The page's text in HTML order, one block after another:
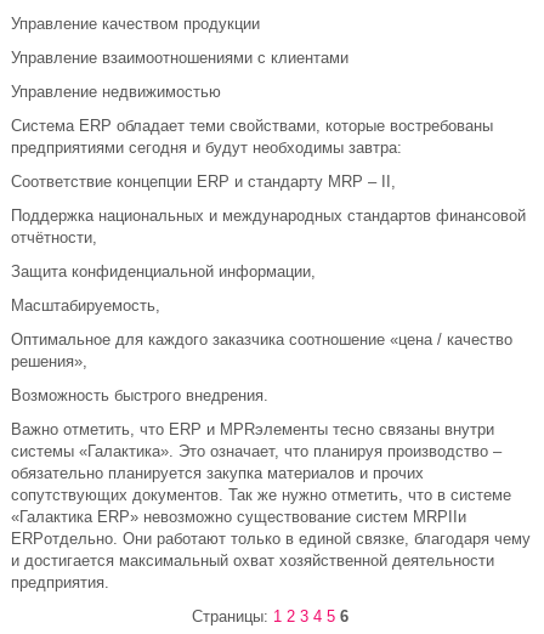
Управление качеством продукции
Управление взаимоотношениями с клиентами
Управление недвижимостью
Система ERP обладает теми свойствами, которые востребованы
предприятиями сегодня и будут необходимы завтра:
Соответствие концепции ERP и стандарту MRP – II,
Поддержка национальных и международных стандартов финансовой
отчётности,
Защита конфиденциальной информации,
Масштабируемость,
Оптимальное для каждого заказчика соотношение «цена / качество
решения»,
Возможность быстрого внедрения.
Важно отметить, что ERP и MPRэлементы тесно связаны внутри
системы «Галактика». Это означает, что планируя производство –
обязательно планируется закупка материалов и прочих
сопутствующих документов. Так же нужно отметить, что в системе
«Галактика ERP» невозможно существование систем MRPIIи
ERPотдельно. Они работают только в единой связке, благодаря чему
и достигается максимальный охват хозяйственной деятельности
предприятия.
Страницы: 1 2 3 4 5 6